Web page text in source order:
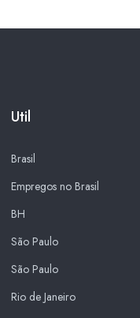
Util
Brasil
Empregos no Brasil
BH
São Paulo
São Paulo
Rio de Janeiro